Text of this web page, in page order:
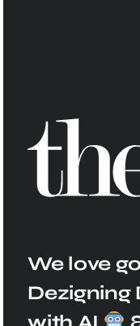
We love
Dezigning